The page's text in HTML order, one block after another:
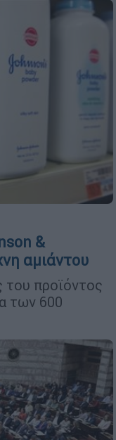
&
αμιάντου
του προϊόντος
των 600